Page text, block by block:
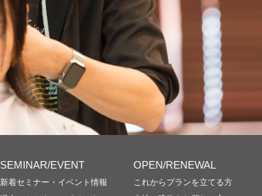
SEMINAR/EVENT
新着セミナー・イベント情報
OPEN/RENEWAL
これからプランを立てる方